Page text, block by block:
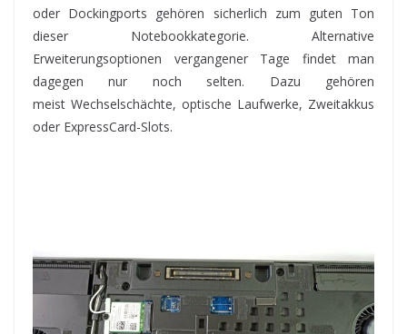
oder Dockingports gehören sicherlich zum guten Ton
dieser Notebookkategorie. Alternative
Erweiterungsoptionen vergangener Tage findet man
dagegen nur noch selten. Dazu gehören
meist Wechselschächte, optische Laufwerke, Zweitakkus
oder ExpressCard-Slots.